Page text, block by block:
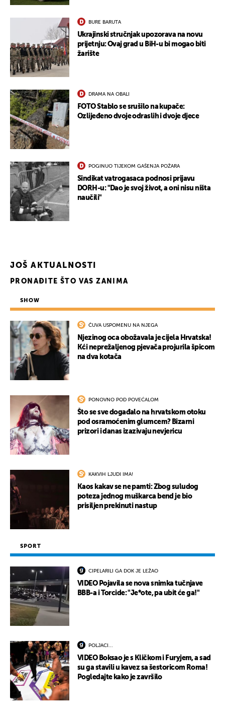
BURE BARUTA
Ukrajinski stručnjak upozorava na novu
prijetnju: Ovaj grad u BiH-u bi mogao biti
žarište
DRAMA NA OBALI
FOTO Stablo se srušilo na kupače:
Ozlijeđeno dvoje odraslih i dvoje djece
POGINUO TIJEKOM GAŠENJA POŽARA
Sindikat vatrogasaca podnosi prijavu
DORH-u: "Dao je svoj život, a oni nisu ništa
naučili"
JOŠ AKTUALNOSTI
PRONAĐITE ŠTO VAS ZANIMA
SHOW
ČUVA USPOMENU NA NJEGA
Njezinog oca obožavala je cijela Hrvatska!
Kći neprežaljenog pjevača projurila špicom
na dva kotača
PONOVNO POD POVEĆALOM
Što se sve događalo na hrvatskom otoku
pod osramoćenim glumcem? Bizarni
prizori i danas izazivaju nevjericu
KAKVIH LJUDI IMA!
Kaos kakav se ne pamti: Zbog suludog
poteza jednog muškarca bend je bio
prisiljen prekinuti nastup
SPORT
CIPELARILI GA DOK JE LEŽAO
VIDEO Pojavila se nova snimka tučnjave
BBB-a i Torcide: "Je*ote, pa ubit će ga!"
POLJACI...
VIDEO Boksao je s Kličkom i Furyjem, a sad
su ga stavili u kavez sa šestoricom Roma!
Pogledajte kako je završilo